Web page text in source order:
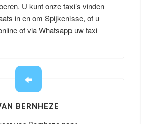
U kunt onze taxi’s vinden
in en om Spijkenisse, of u
of via Whatsapp uw taxi
BERNHEZE